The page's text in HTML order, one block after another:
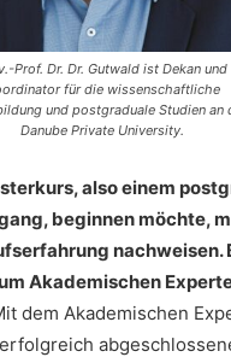
Prof. Dr. Dr. Gutwald ist Dekan und
für die wissenschaftliche
und postgraduale Studien an
Danube Private University.
also einem
beginnen möchte,
nachweisen.
Akademischen
dem Akademischen